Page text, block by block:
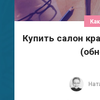
Купить салон